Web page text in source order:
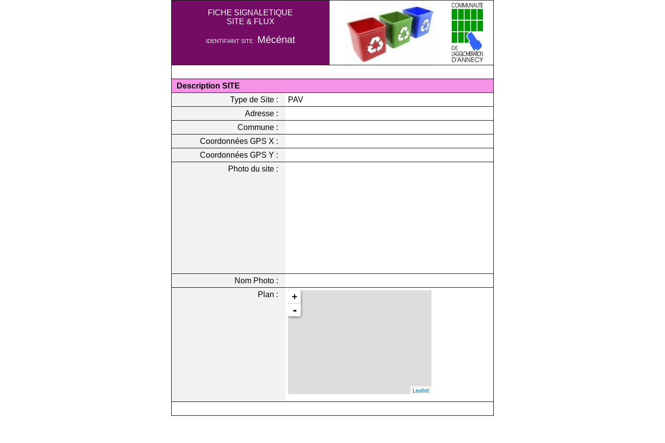
FICHE SIGNALETIQUE
SITE & FLUX
IDENTIFIANT SITE : Mécénat
Description SITE
Type de Site :
PAV
Adresse :
Commune :
Coordonnées GPS X :
Coordonnées GPS Y :
Photo du site :
Nom Photo :
Plan :
+
-
Leaflet